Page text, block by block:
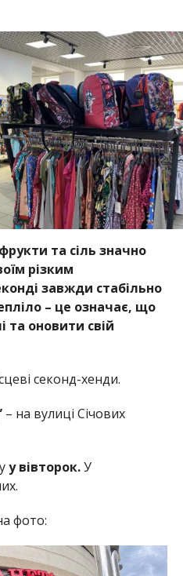
та сіль значно
різким
завжди стабільно
– це означає, що
та оновити свій
секонд-хенди.
– на вулиці Січових
у вівторок.У
фото: